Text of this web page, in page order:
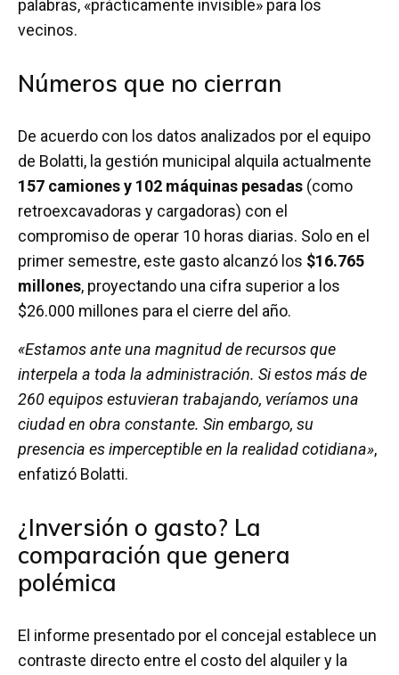
palabras, «prácticamente invisible» para los
vecinos.
Números que no cierran
De acuerdo con los datos analizados por el equipo
de Bolatti, la gestión municipal alquila actualmente
157 camiones y 102 máquinas pesadas (como
retroexcavadoras y cargadoras) con el
compromiso de operar 10 horas diarias. Solo en el
primer semestre, este gasto alcanzó los $16.765
millones, proyectando una cifra superior a los
$26.000 millones para el cierre del año.
«Estamos ante una magnitud de recursos que
interpela a toda la administración. Si estos más de
260 equipos estuvieran trabajando, veríamos una
ciudad en obra constante. Sin embargo, su
presencia es imperceptible en la realidad cotidiana»,
enfatizó Bolatti.
¿Inversión o gasto? La
comparación que genera
polémica
El informe presentado por el concejal establece un
contraste directo entre el costo del alquiler y la